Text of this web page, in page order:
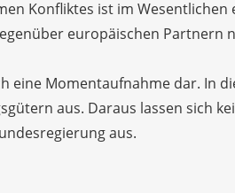
Konfliktes ist im
europäischen Partnern
Momentaufnahme dar. In
aus. Daraus lassen sich
aus.